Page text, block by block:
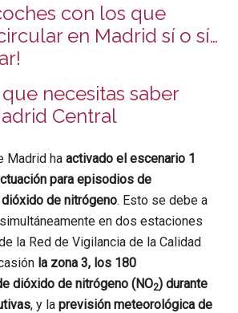
con los que
en Madrid sí o sí…
necesitas saber
Central
Madrid haactivado el escenario 1
para episodios de
de nitrógeno. Esto se debe a
en dos estaciones
la Red de Vigilancia de la Calidad
la zona 3, los 180
dióxido de nitrógeno (NO2) durante
, y laprevisión meteorológica de